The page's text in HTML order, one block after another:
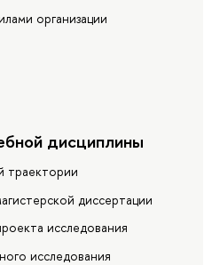
организации
дисциплины
траектории
диссертации
исследования
исследования